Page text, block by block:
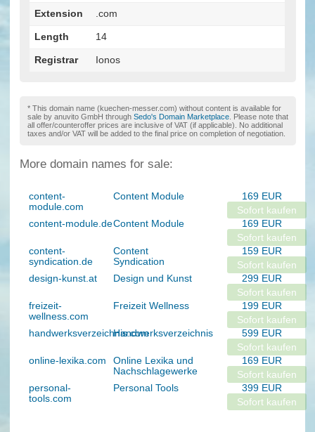
Extension .com
Length 14
Registrar Ionos
* This domain name (kuechen-messer.com) without content is available for
sale by anuvito GmbH through Sedo's Domain Marketplace. Please note that
all offer/counteroffer prices are inclusive of VAT (if applicable). No additional
taxes and/or VAT will be added to the final price on completion of negotiation.
More domain names for sale:
content-
module.com
Content Module 169 EUR
Sofort kaufen
content-module.deContent Module 169 EUR
Sofort kaufen
content-
syndication.de
Content
Syndication
159 EUR
Sofort kaufen
design-kunst.at Design und Kunst 299 EUR
Sofort kaufen
freizeit-
wellness.com
Freizeit Wellness 199 EUR
Sofort kaufen
handwerksverzeichnis.comHandwerksverzeichnis 599 EUR
Sofort kaufen
online-lexika.com
Online Lexika und
Nachschlagewerke
169 EUR
Sofort kaufen
personal-
tools.com
Personal Tools 399 EUR
Sofort kaufen